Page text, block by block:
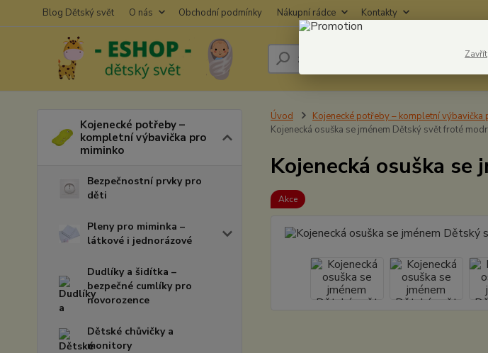
Blog Dětský svět O nás Obchodní podmínky Nákupní rádce Kontakty
Kojenecké potřeby –
kompletní výbavička pro
miminko
Bezpečnostní prvky pro
děti
Pleny pro miminka –
látkové i jednorázové
Dudlíky a šidítka –
bezpečné cumlíky pro
novorozence
Dětské chůvičky a
monitory
Úvod Kojenecké potřeby – kompletní výbavička
Kojenecká osuška se jménem Dětský svět froté
Kojenecká osuška
Akce
Zavřít